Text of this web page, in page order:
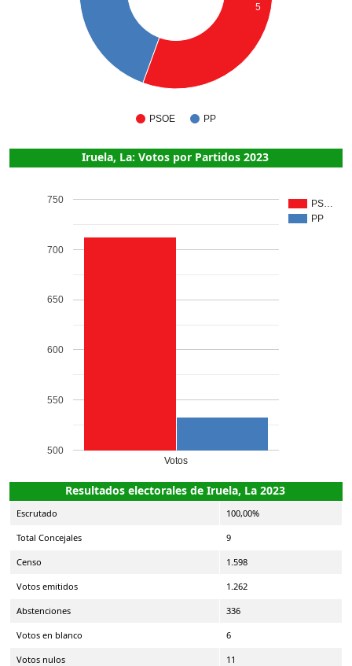
PSOE PP
5
Iruela, La: Votos por Partidos 2023
PS…
PP
Votos
500
550
600
650
700
750
Resultados electorales de Iruela, La 2023
Escrutado 100,00%
Total Concejales 9
Censo 1.598
Votos emitidos 1.262
Abstenciones 336
Votos en blanco 6
Votos nulos 11